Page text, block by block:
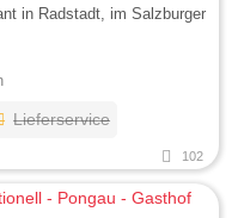
in Radstadt, im Salzburger
Lieferservice
102